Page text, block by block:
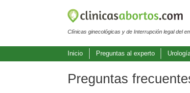
Clínicas ginecológicas y de Interrupción legal del
Inicio Preguntas al experto
Preguntas